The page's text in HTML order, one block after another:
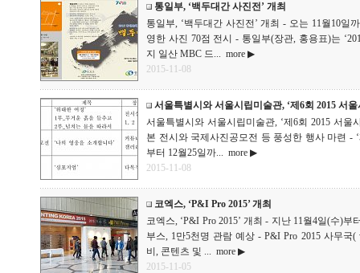
통일부, ‘백두대간 사진전’ 개최
통일부, ‘백두대간 사진전’ 개최 - 오는 11월10
영한 사진 70점 전시 - 통일부(장관, 홍용표)는
지 일산 MBC 드... more ▶
2015-11-08
서울특별시와 서울시립미술관, ‘제6회 2015 서
서울특별시와 서울시립미술관, ‘제6회 2015 서울
본 전시와 국제사진공모전 등 풍성한 행사 마련 -
부터 12월25일까... more ▶
2015-11-08
코엑스, ‘P&I Pro 2015’ 개최
코엑스, ‘P&I Pro 2015’ 개최 - 지난 11월4일(수)
부스, 1만5천명 관람 예상 - P&I Pro 2015 사무국(
비, 콘텐츠 및 ... more ▶
2015-11-05